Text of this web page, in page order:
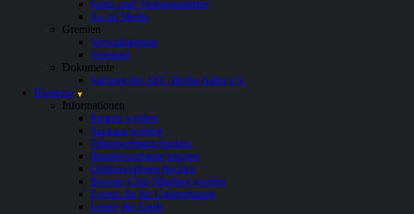
Spiel- und Trainingsstätten
Social Media
Gremien
Verwaltungsrat
Vorstand
Dokumente
Satzung des AFC Berlin Adler e.V.
Business
Informationen
Partner werden
Sponsor werden
Trikotwerbung buchen
Bandenwerbung buchen
Onlinewerbung buchen
Booster Club Mitglied werden
Events für Ihr Unternehmen
Lenny the Eagle